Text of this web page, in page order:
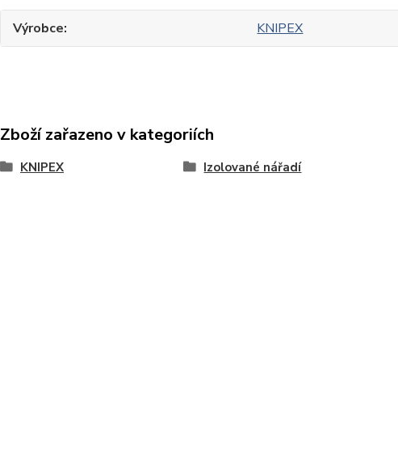
Výrobce KNIPEX
Zboží zařazeno v kategoriích
KNIPEX Izolované nářadí